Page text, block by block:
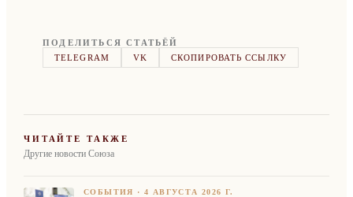
ПОДЕЛИТЬСЯ СТАТЬЁЙ
TELEGRAM
VK СКОПИРОВАТЬ ССЫЛКУ
ЧИТАЙТЕ ТАКЖЕ
Другие новости Союза
СОБЫТИЯ ·4 АВГУСТА 2026 Г.